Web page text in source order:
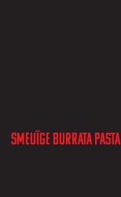
Smeuïge burrata pasta